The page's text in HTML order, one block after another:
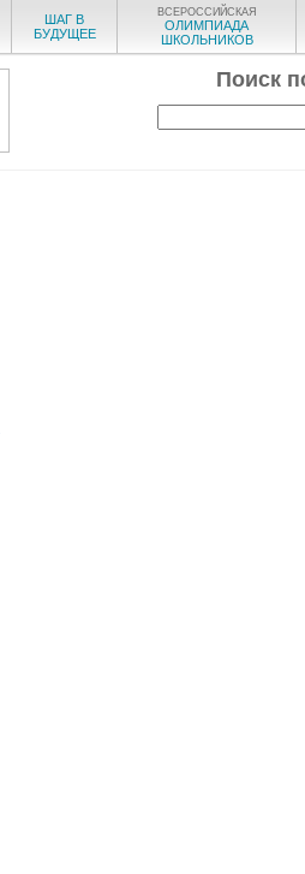
ШАГ В
БУДУЩЕЕ
ВСЕРОССИЙСКАЯ
ОЛИМПИАДА
ШКОЛЬНИКОВ
Поиск